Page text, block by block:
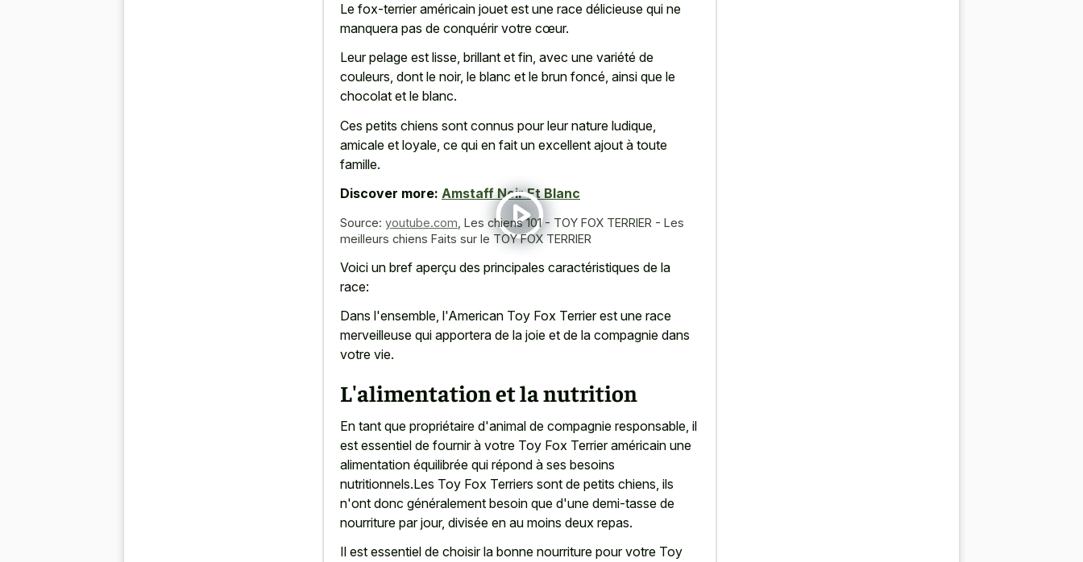
Le fox-terrier américain jouet est une race délicieuse qui ne
manquera pas de conquérir votre cœur.
Leur pelage est lisse, brillant et fin, avec une variété de
couleurs, dont le noir, le blanc et le brun foncé, ainsi que le
chocolat et le blanc.
Ces petits chiens sont connus pour leur nature ludique,
amicale et loyale, ce qui en fait un excellent ajout à toute
famille.
Discover more: Amstaff Noir Et Blanc
Source: youtube.com Les chiens 101 - TOY FOX TERRIER - Les
meilleurs chiens Faits sur le TOY FOX TERRIER
Voici un bref aperçu des principales caractéristiques de la
race:
Dans l'ensemble, l'American Toy Fox Terrier est une race
merveilleuse qui apportera de la joie et de la compagnie dans
votre vie.
L'alimentation et la nutrition
En tant que propriétaire d'animal de compagnie responsable, il
est essentiel de fournir à votre Toy Fox Terrier américain une
alimentation équilibrée qui répond à ses besoins
nutritionnels.Les Toy Fox Terriers sont de petits chiens, ils
n'ont donc généralement besoin que d'une demi-tasse de
nourriture par jour, divisée en au moins deux repas.
Il est essentiel de choisir la bonne nourriture pour votre Toy